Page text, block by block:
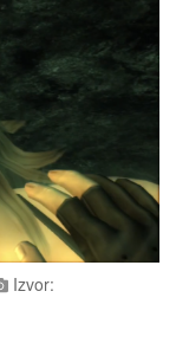
Izvor: